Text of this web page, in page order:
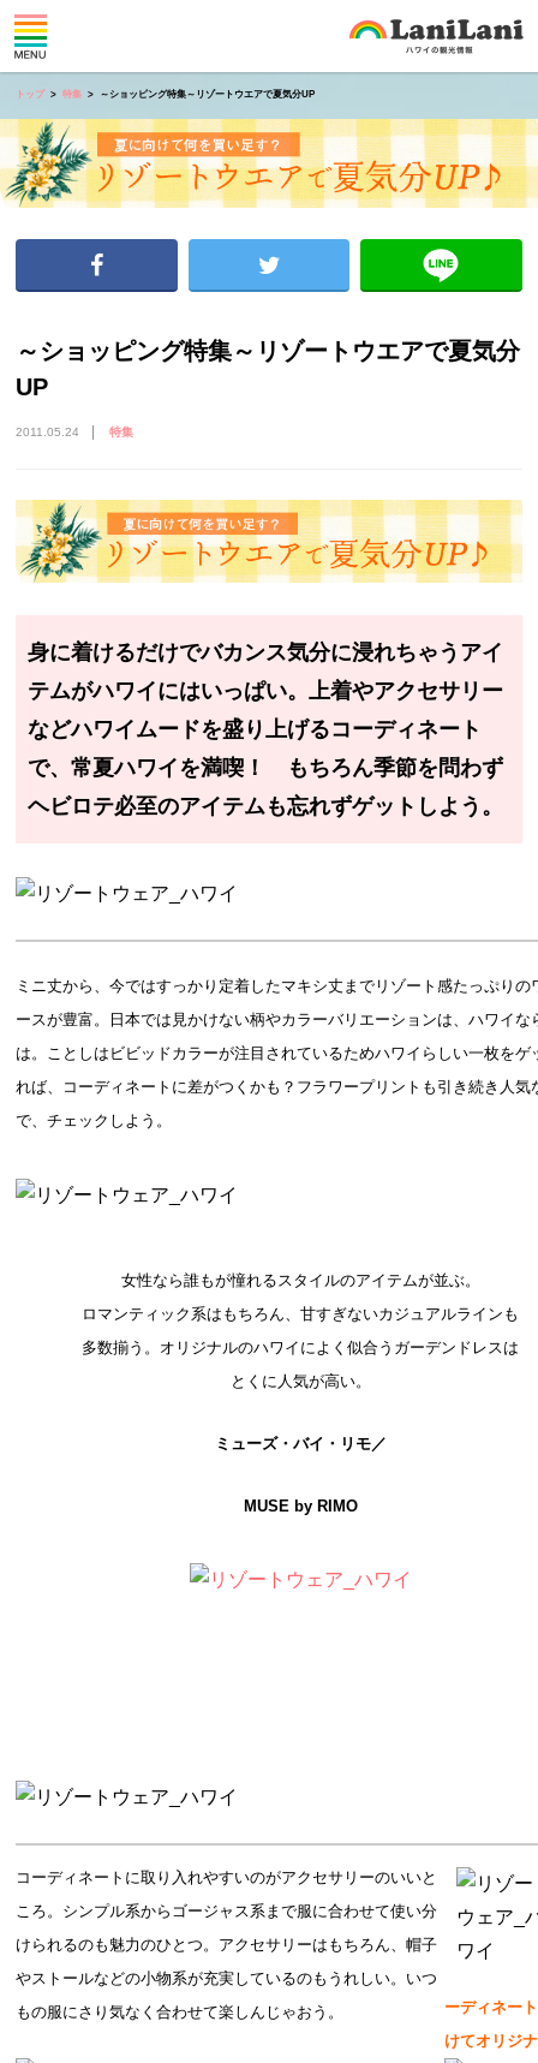
トップ 特集 ～ショッピング特集～リゾートウエアで夏気分UP
～ショッピング特集～リゾートウエアで夏気分
UP
2011.05.24 特集
身に着けるだけでバカンス気分に浸れちゃうアイ
テムがハワイにはいっぱい。上着やアクセサリー
などハワイムードを盛り上げるコーディネート
で、常夏ハワイを満喫！ もちろん季節を問わず
ヘビロテ必至のアイテムも忘れずゲットしよう。
ミニ丈から、今ではすっかり定着したマキシ丈までリゾート感たっぷりの
ースが豊富。日本では見かけない柄やカラーバリエーションは、ハワイな
は。ことしはビビッドカラーが注目されているためハワイらしい一枚をゲ
れば、コーディネートに差がつくかも？フラワープリントも引き続き人気
で、チェックしよう。
女性なら誰もが憧れるスタイルのアイテムが並ぶ。
ロマンティック系はもちろん、甘すぎないカジュアルラインも
多数揃う。 オリジナルのハワイによく似合うガーデンドレスは
とくに人気が高い。
ミューズ・バイ・リモ／
MUSE by RIMO
コーディネートに取り入れやすいのがアクセサリーのいいと
ころ。シンプル系からゴージャス系まで服に合わせて使い分
けられるのも魅力のひとつ。アクセサリーはもちろん、帽子
やストールなどの小物系が充実しているのもうれしい。いつ
もの服にさり気なく合わせて楽しんじゃおう。
ーディネー
けてオリジ